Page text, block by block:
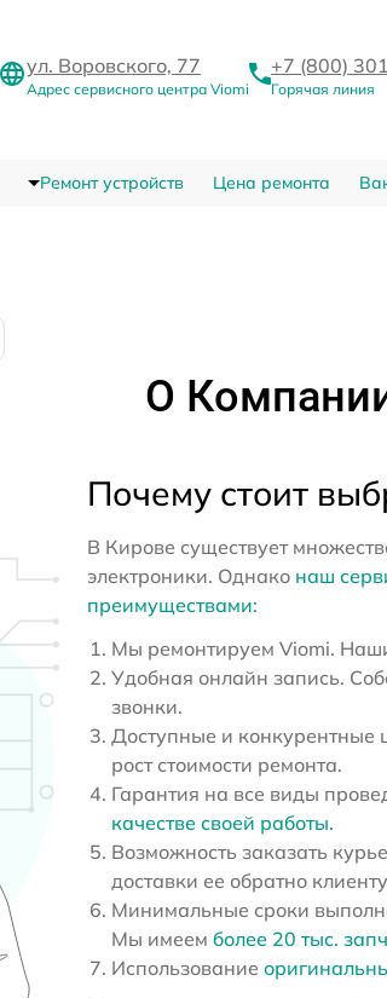
ул. Воровского, 77
Адрес сервисного центра Viomi
+7 (800)
Горячая линия
Ремонт устройств Цена ремонта
О
Почему стоит
В Кирове существует
электроники. Однако наш
преимуществами:
Мы ремонтируем Viomi.
Удобная онлайн запись.
звонки.
Доступные и конкурентные
рост стоимости ремонта.
Гарантия на все виды
качестве своей работы.
Возможность заказать
доставки ее обратно
Минимальные сроки
Мы имеем более 20 тыс.
Использование